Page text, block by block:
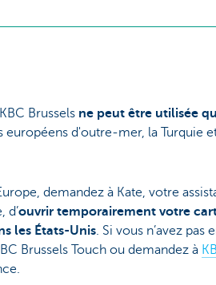
Brussels ne peut être utilisée
d'outre-mer, la Turquie
demandez à Kate, votre
d’ouvrir temporairement votre
les États-Unis. Si vous n’avez pas
Brussels Touch ou demandez à